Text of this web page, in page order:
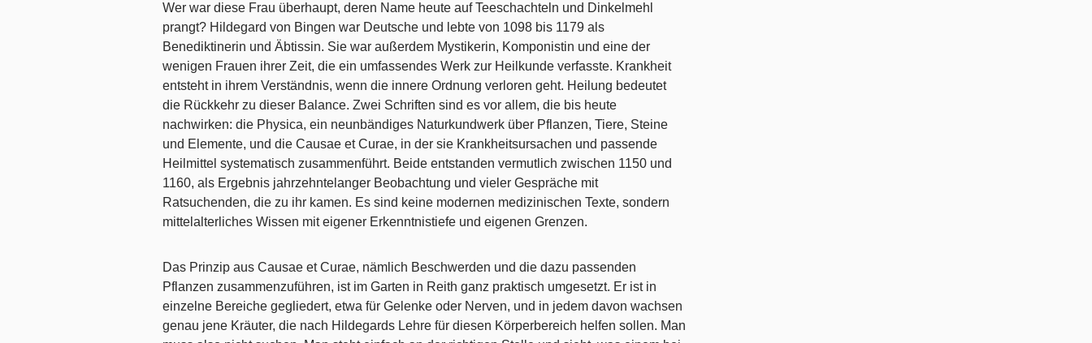
Wer war diese Frau überhaupt, deren Name heute auf Teeschachteln und Dinkelmehl
prangt? Hildegard von Bingen war Deutsche und lebte von 1098 bis 1179 als
Benediktinerin und Äbtissin. Sie war außerdem Mystikerin, Komponistin und eine der
wenigen Frauen ihrer Zeit, die ein umfassendes Werk zur Heilkunde verfasste. Krankheit
entsteht in ihrem Verständnis, wenn die innere Ordnung verloren geht. Heilung bedeutet
die Rückkehr zu dieser Balance. Zwei Schriften sind es vor allem, die bis heute
nachwirken: die Physica, ein neunbändiges Naturkundwerk über Pflanzen, Tiere, Steine
und Elemente, und die Causae et Curae, in der sie Krankheitsursachen und passende
Heilmittel systematisch zusammenführt. Beide entstanden vermutlich zwischen 1150 und
1160, als Ergebnis jahrzehntelanger Beobachtung und vieler Gespräche mit
Ratsuchenden, die zu ihr kamen. Es sind keine modernen medizinischen Texte, sondern
mittelalterliches Wissen mit eigener Erkenntnistiefe und eigenen Grenzen.
Das Prinzip aus Causae et Curae, nämlich Beschwerden und die dazu passenden
Pflanzen zusammenzuführen, ist im Garten in Reith ganz praktisch umgesetzt. Er ist in
einzelne Bereiche gegliedert, etwa für Gelenke oder Nerven, und in jedem davon wachsen
genau jene Kräuter, die nach Hildegards Lehre für diesen Körperbereich helfen sollen. Man